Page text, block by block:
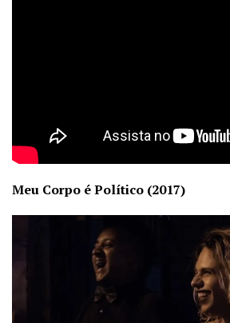
Meu Corpo é Político (2017)